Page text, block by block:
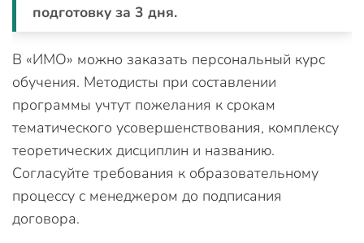
подготовку за 3 дня.
В «ИМО» можно заказать персональный курс
обучения. Методисты при составлении
программы учтут пожелания к срокам
тематического усовершенствования, комплексу
теоретических дисциплин и названию.
Согласуйте требования к образовательному
процессу с менеджером до подписания
договора.